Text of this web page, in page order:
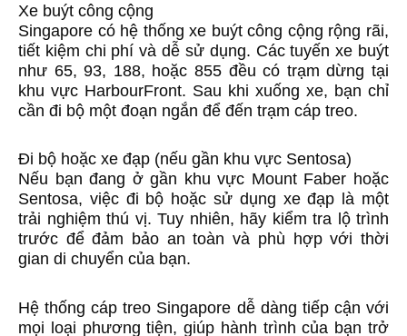
Xe buýt công cộng
Singapore có hệ thống xe buýt công cộng rộng rãi,
tiết kiệm chi phí và dễ sử dụng. Các tuyến xe buýt
như 65, 93, 188, hoặc 855 đều có trạm dừng tại
khu vực HarbourFront. Sau khi xuống xe, bạn chỉ
cần đi bộ một đoạn ngắn để đến trạm cáp treo.
Đi bộ hoặc xe đạp (nếu gần khu vực Sentosa)
Nếu bạn đang ở gần khu vực Mount Faber hoặc
Sentosa, việc đi bộ hoặc sử dụng xe đạp là một
trải nghiệm thú vị. Tuy nhiên, hãy kiểm tra lộ trình
trước để đảm bảo an toàn và phù hợp với thời
gian di chuyển của bạn.
Hệ thống cáp treo Singapore dễ dàng tiếp cận với
mọi loại phương tiện, giúp hành trình của bạn trở